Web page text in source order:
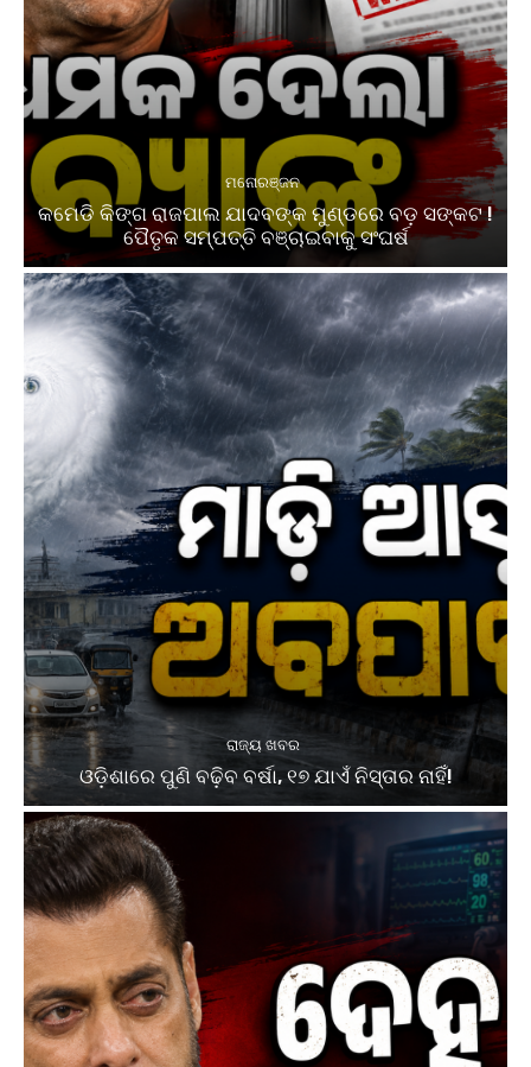
ମନୋରଞ୍ଜନ
କମେଡି କିଙ୍ଗ ରାଜପାଲ ଯାଦବଙ୍କ ମୁଣ୍ଡରେ ବଡ଼ ସଙ୍କଟ !
ପୈତୃକ ସମ୍ପତ୍ତି ବଞ୍ଚାଇବାକୁ ସଂଘର୍ଷ
ରାଜ୍ୟ ଖବର
ଓଡ଼ିଶାରେ ପୁଣି ବଢ଼ିବ ବର୍ଷା, ୧୭ ଯାଏଁ ନିସ୍ତାର ନାହିଁ!